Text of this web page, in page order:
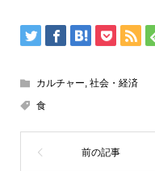
カルチャー, 社会・経済
食